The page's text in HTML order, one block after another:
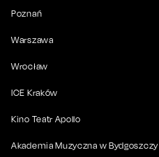
Poznań
Warszawa
Wrocław
ICE Kraków
Kino Teatr Apollo
Akademia Muzyczna w Bydgoszczy